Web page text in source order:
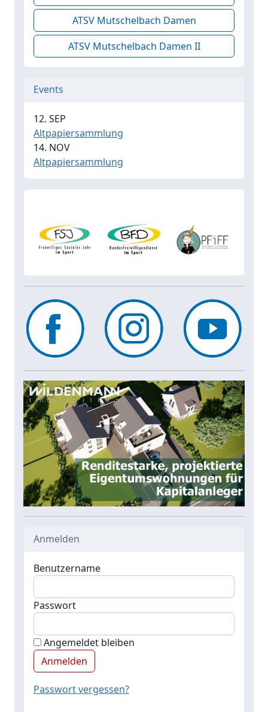
ATSV Mutschelbach Damen
ATSV Mutschelbach Damen II
Events
12. SEP
Altpapiersammlung
14. NOV
Altpapiersammlung
Anmelden
Benutzername
Passwort
Angemeldet bleiben
Passwort vergessen?